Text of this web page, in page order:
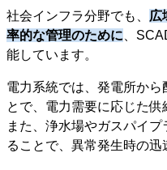
社会インフラ分野でも、 広
率的な管理のために 、
能しています。
電力系統では、発電所から
とで、電力需要に応じた供
また、浄水場やガスパイ
ることで、異常発生時の迅